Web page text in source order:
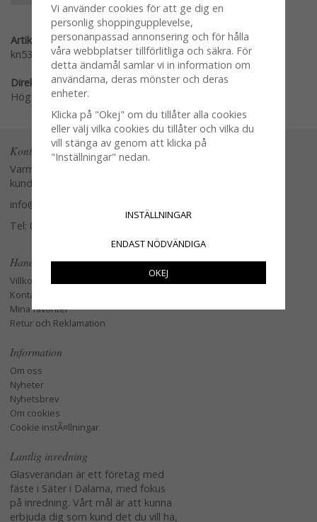
Artikelnummer:
kn535
Direktlänk:
Högerklicka och kopiera adressen
Kontakta oss
Varmt välkommen att kontakta vår
kundtjänst.
info@glasverandan.se
Tel: 079-3495968
Handla
Villkor
Kontakta oss
Mina favoriter
Retur och Reklamation
Information
Om oss
Nyheter
Nyhetsbrev
Om cookies
Cookie instÃ¤llningar
Lantlig inredning
Glasverandan är ett företag med
fäste i Säter i Dalarna, med fokus
på inredning. Vårt mål är att kunna
erbjuda dig som kund det du vill ha,
Vi använder cookies för att ge dig en
personlig shoppingupplevelse,
personanpassad annonsering och för hålla
våra webbplatser tillförlitliga och säkra. För
detta ändamål samlar vi in information om
användarna, deras mönster och deras
enheter.
Klicka på "Okej" om du tillåter alla cookies
eller välj vilka cookies du tillåter och vilka du
vill stänga av genom att klicka på
"Inställningar" nedan.
INSTÄLLNINGAR
ENDAST NÖDVÄNDIGA
OKEJ